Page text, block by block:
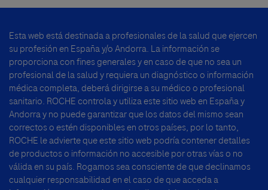
Esta web está destinada a profesionales de la salud que ejercen
su profesión en España y/o Andorra. La información se
proporciona con fines generales y en caso de que no sea un
profesional de la salud y requiera un diagnóstico o información
médica completa, deberá dirigirse a su médico o profesional
sanitario. ROCHE controla y utiliza este sitio web en España y
Andorra y no puede garantizar que los datos del mismo sean
correctos o estén disponibles en otros países, por lo tanto,
ROCHE le advierte que este sitio web podría contener detalles
de productos o información no accesible por otras vías o no
válida en su país. Rogamos sea consciente de que declinamos
cualquier responsabilidad en el caso de que acceda a